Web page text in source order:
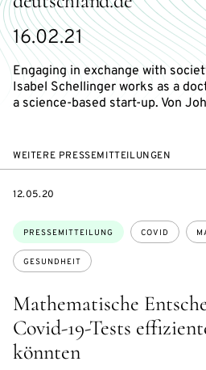
16.02.21
Engaging in exchange with
Isabel Schellinger works as a
a science-based start-up. Von
WEITERE PRESSEMITTEILUNGEN
Mathematische
Covid-19-Tests
könnten
Themen:
PRESSEMITTEILUNG COVID
GESUNDHEIT
DATE
12.05.20